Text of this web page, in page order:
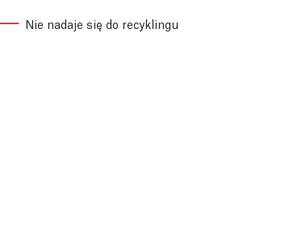
Nie nadaje się do recyklingu